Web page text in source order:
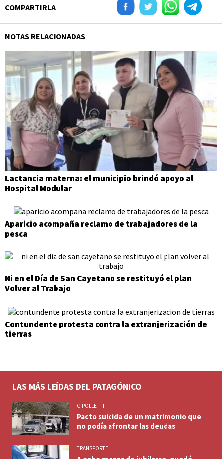
COMPARTIRLA
NOTAS RELACIONADAS
Lactancia materna: el municipio brindó apoyo al
Hospital Modular
Aparicio acompaña reclamo de trabajadores de la
pesca
Ni en el Día de San Cayetano se restituyó el plan
Volver al Trabajo
Contundente protesta contra la extranjerización de
tierras
LAS MÁS LEÍDAS DEL PATAGÓNICO
CIPOLLETTI
Pacto suicida de un matrimonio que
no podía afrontar las deudas
TRANSPORTE